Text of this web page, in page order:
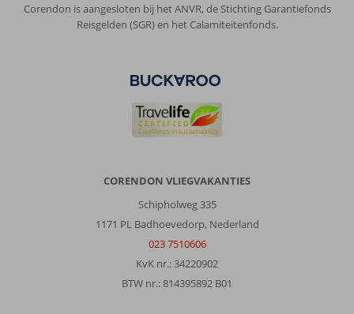
Corendon is aangesloten bij het ANVR, de Stichting Garantiefonds
Reisgelden (SGR) en het Calamiteitenfonds.
CORENDON VLIEGVAKANTIES
Schipholweg 335
1171 PL Badhoevedorp, Nederland
023 7510606
KvK nr.: 34220902
BTW nr.: 814395892 B01